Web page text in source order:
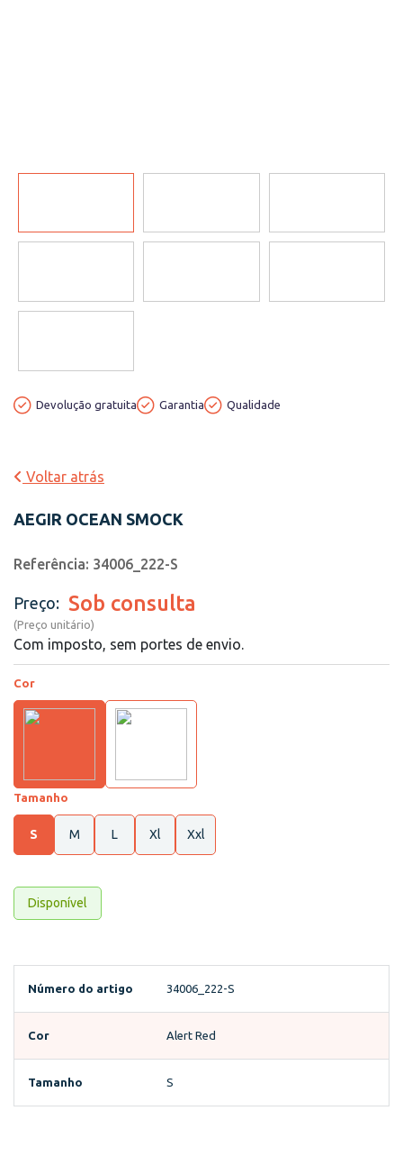
Devolução gratuita Garantia Qualidade
Voltar atrás
AEGIR OCEAN SMOCK
Referência: 34006_222-S
Preço: Sob consulta
(Preço unitário)
Com imposto, sem portes de envio.
Cor
Tamanho
S M L Xl Xxl
Disponível
Número do artigo 34006_222-S
Cor Alert Red
Tamanho S